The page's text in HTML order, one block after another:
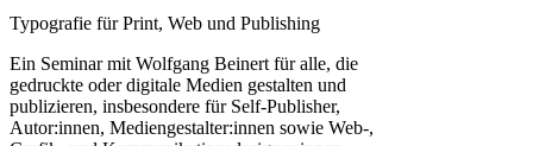
Typografie für Print, Web und Publishing
Ein Seminar mit Wolfgang Beinert für alle, die
gedruckte oder digitale Medien gestalten und
publizieren, insbesondere für Self-Publisher,
Autor:innen, Medien­gestalter:innen sowie Web-,